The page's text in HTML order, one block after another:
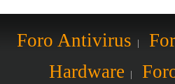
Foro Antivirus
Hardware